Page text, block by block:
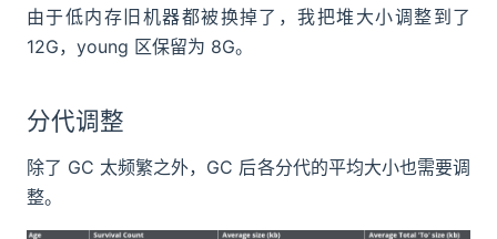
由于低内存旧机器都被换掉了，我把堆大小调整到了
12G，young 区保留为 8G。
分代调整
除了 GC 太频繁之外，GC 后各分代的平均大小也需要调
整。